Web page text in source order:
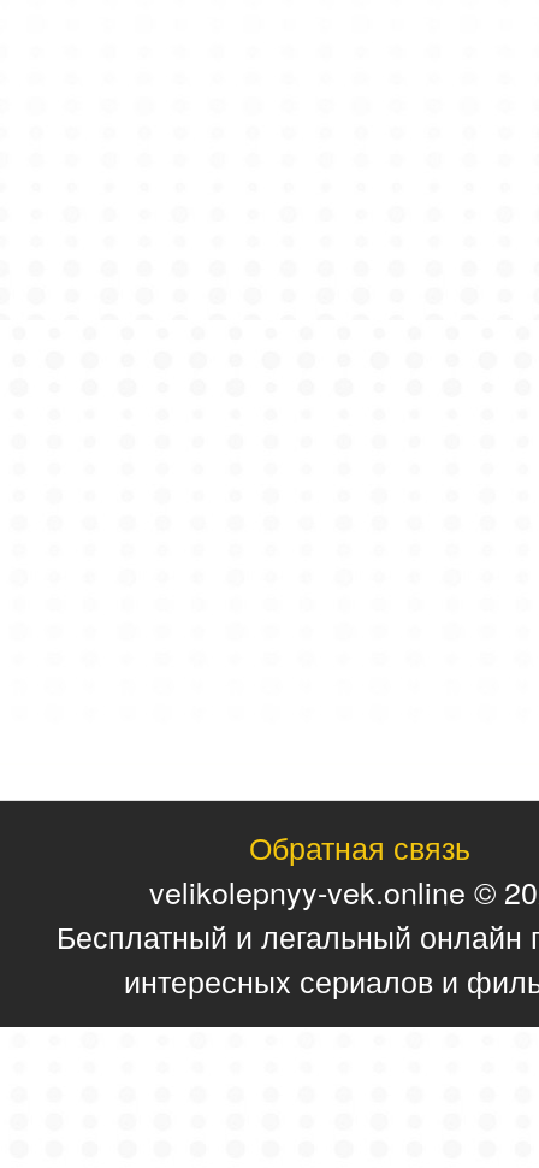
Обратная связь
velikolepnyy-vek.online ©
Бесплатный и легальный онлайн
интересных сериалов и